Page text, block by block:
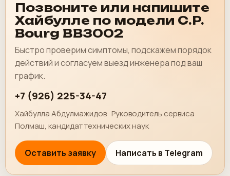
Позвоните или напишите
Хайбулле по модели C.P.
Bourg BB3002
Быстро проверим симптомы, подскажем порядок
действий и согласуем выезд инженера под ваш
график.
+7 (926) 225-34-47
Хайбулла Абдулмажидов · Руководитель сервиса
Полмаш, кандидат технических наук
Оставить заявку Написать в Telegram